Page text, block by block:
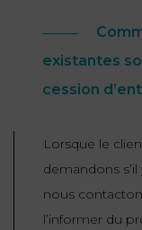
existantes
cession
Lorsque le
demandons
nous
l’informer du